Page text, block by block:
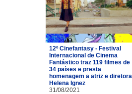
12º Cinefantasy - Festival
Internacional de Cinema
Fantástico traz 119 filmes de
34 países e presta
homenagem a atriz e diretora
Helena Ignez
31/08/2021